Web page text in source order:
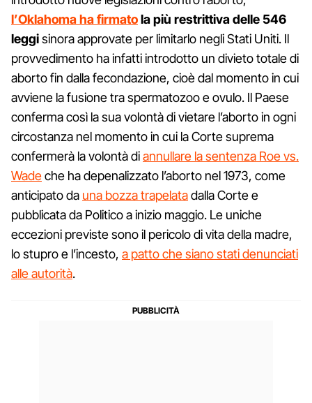
l’Oklahoma ha firmatola più restrittiva delle 546
leggisinora approvate per limitarlo negli Stati Uniti. Il
provvedimento ha infatti introdotto un divieto totale di
aborto fin dalla fecondazione, cioè dal momento in cui
avviene la fusione tra spermatozoo e ovulo. Il Paese
conferma così la sua volontà di vietare l’aborto in ogni
circostanza nel momento in cui la Corte suprema
confermerà la volontà diannullare la sentenza Roe vs.
Wadeche ha depenalizzato l’aborto nel 1973, come
anticipato da una bozza trapelatadalla Corte e
pubblicata da Politico a inizio maggio. Le uniche
eccezioni previste sono il pericolo di vita della madre,
lo stupro e l’incesto, a patto che siano stati denunciati
alle autorità.